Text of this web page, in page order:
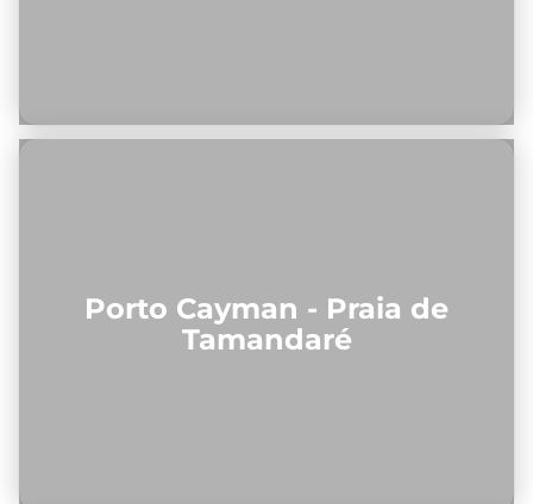
Porto Cayman - Praia de
Tamandaré